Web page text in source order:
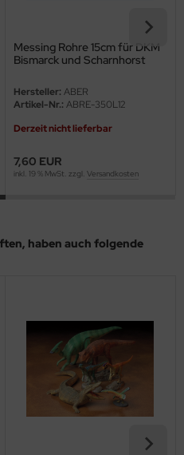
Messing Rohre 15cm für DKM
Bismarck und Scharnhorst
Hersteller: ABER
Artikel-Nr.: ABRE-350L12
Derzeit nicht lieferbar
7,60 EUR
inkl. 19 % MwSt. zzgl. Versandkosten
haben auch folgende